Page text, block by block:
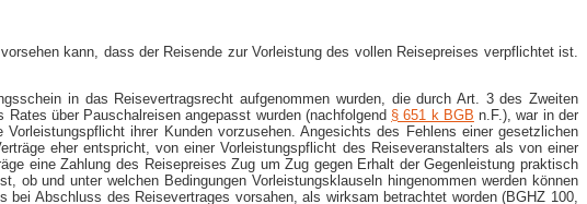
kann, dass der Reisende zur Vorleistung des vollen Reisepreises verpflichtet ist.
in das Reisevertragsrecht aufgenommen wurden, die durch Art. 3 des Zweiten
über Pauschalreisen angepasst wurden (nachfolgend § 651 k BGB n.F.), war in der
ihrer Kunden vorzusehen. Angesichts des Fehlens einer gesetzlichen
eher entspricht, von einer Vorleistungspflicht des Reiseveranstalters als von einer
eine Zahlung des Reisepreises Zug um Zug gegen Erhalt der Gegenleistung praktisch
ob und unter welchen Bedingungen Vorleistungsklauseln hingenommen werden können
Abschluss des Reisevertrages vorsahen, als wirksam betrachtet worden (BGHZ 100,